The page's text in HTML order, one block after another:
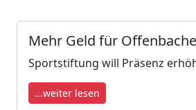
Mehr Geld für
Sportstiftung will Präsenz
...weiter lesen